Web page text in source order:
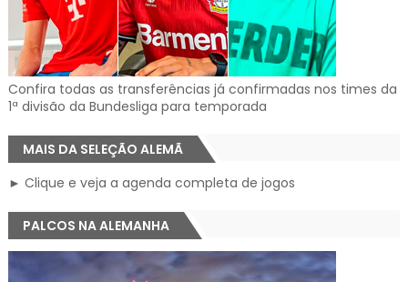
Confira todas as transferências já confirmadas nos times da
1ª divisão da Bundesliga para temporada
MAIS DA SELEÇÃO ALEMÃ
► Clique e veja a agenda completa de jogos
PALCOS NA ALEMANHA